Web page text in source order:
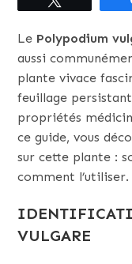
Le Polypodium
aussi
plante vivace
feuillage
propriétés
ce guide, vous
sur cette plante :
comment l’utiliser.
VULGARE